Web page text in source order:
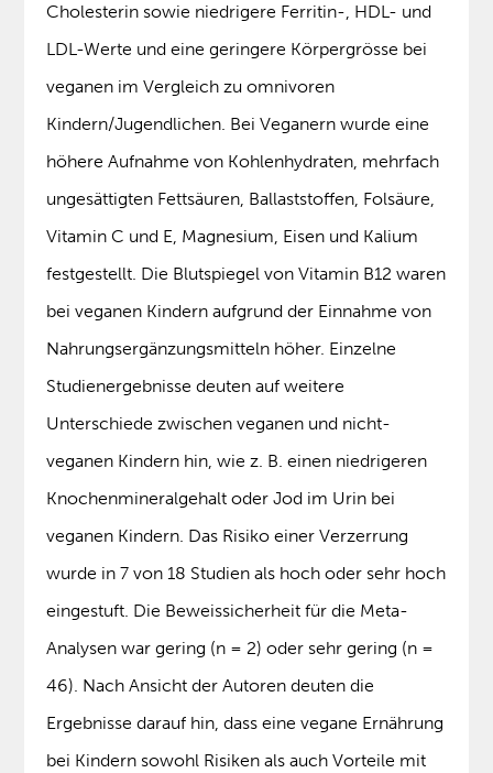
Cholesterin sowie niedrigere Ferritin-, HDL- und
LDL-Werte und eine geringere Körpergrösse bei
veganen im Vergleich zu omnivoren
Kindern/Jugendlichen. Bei Veganern wurde eine
höhere Aufnahme von Kohlenhydraten, mehrfach
ungesättigten Fettsäuren, Ballaststoffen, Folsäure,
Vitamin C und E, Magnesium, Eisen und Kalium
festgestellt. Die Blutspiegel von Vitamin B12 waren
bei veganen Kindern aufgrund der Einnahme von
Nahrungsergänzungsmitteln höher. Einzelne
Studienergebnisse deuten auf weitere
Unterschiede zwischen veganen und nicht-
veganen Kindern hin, wie z. B. einen niedrigeren
Knochenmineralgehalt oder Jod im Urin bei
veganen Kindern. Das Risiko einer Verzerrung
wurde in 7 von 18 Studien als hoch oder sehr hoch
eingestuft. Die Beweissicherheit für die Meta-
Analysen war gering (n = 2) oder sehr gering (n =
46). Nach Ansicht der Autoren deuten die
Ergebnisse darauf hin, dass eine vegane Ernährung
bei Kindern sowohl Risiken als auch Vorteile mit